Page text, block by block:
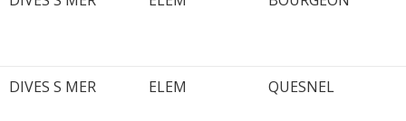
DIVES S MER ELEM QUESNEL